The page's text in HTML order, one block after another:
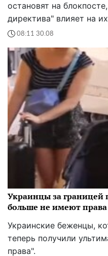
остановят на
директива" влияет на
08:11 30.08
Украинцы за границей
больше не имеют права
Украинские беженцы,
теперь получили
права".